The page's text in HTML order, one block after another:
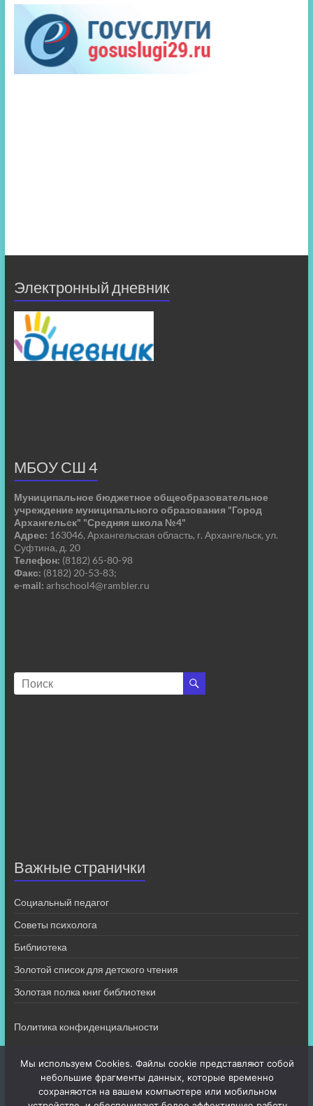
Электронный дневник
МБОУ СШ 4
Муниципальное бюджетное общеобразовательное
учреждение муниципального образования "Город
Архангельск" "Средняя школа №4"
Адрес: 163046, Архангельская область, г. Архангельск, ул.
Суфтина, д. 20
Телефон: (8182) 65-80-98
Факс: (8182) 20-53-83;
e-mail: arhschool4@rambler.ru
Важные странички
Социальный педагог
Советы психолога
Библиотека
Золотой список для детского чтения
Золотая полка книг библиотеки
Политика конфиденциальности
Мы используем Cookies. Файлы cookie представляют собой
небольшие фрагменты данных, которые временно
сохраняются на вашем компьютере или мобильном